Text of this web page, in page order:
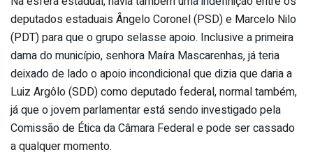
deputados estaduais Ângelo Coronel (PSD) e Marcelo Nilo
(PDT) para que o grupo selasse apoio. Inclusive a primeira
dama do município, senhora Maíra Mascarenhas, já teria
deixado de lado o apoio incondicional que dizia que daria a
Luiz Argôlo (SDD) como deputado federal, normal também,
já que o jovem parlamentar está sendo investigado pela
Comissão de Ética da Câmara Federal e pode ser cassado
a qualquer momento.